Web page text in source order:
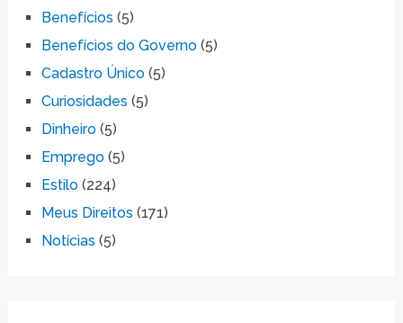
Benefícios (5)
Benefícios do Governo(5)
Cadastro Único(5)
Curiosidades (5)
Dinheiro(5)
Emprego(5)
Estilo(224)
Meus Direitos (171)
Notícias (5)